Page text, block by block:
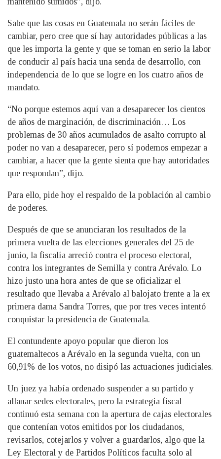
Sabe que las cosas en Guatemala no serán fáciles de
cambiar, pero cree que sí hay autoridades públicas a las
que les importa la gente y que se toman en serio la labor
de conducir al país hacia una senda de desarrollo, con
independencia de lo que se logre en los cuatro años de
mandato.
“No porque estemos aquí van a desaparecer los cientos
de años de marginación, de discriminación… Los
problemas de 30 años acumulados de asalto corrupto al
poder no van a desaparecer, pero sí podemos empezar a
cambiar, a hacer que la gente sienta que hay autoridades
que respondan”, dijo.
Para ello, pide hoy el respaldo de la población al cambio
de poderes.
Después de que se anunciaran los resultados de la
primera vuelta de las elecciones generales del 25 de
junio, la fiscalía arreció contra el proceso electoral,
contra los integrantes de Semilla y contra Arévalo. Lo
hizo justo una hora antes de que se oficializar el
resultado que llevaba a Arévalo al balojato frente a la ex
primera dama Sandra Torres, que por tres veces intentó
conquistar la presidencia de Guatemala.
El contundente apoyo popular que dieron los
guatemaltecos a Arévalo en la segunda vuelta, con un
60,91% de los votos, no disipó las actuaciones judiciales.
Un juez ya había ordenado suspender a su partido y
allanar sedes electorales, pero la estrategia fiscal
continuó esta semana con la apertura de cajas electorales
que contenían votos emitidos por los ciudadanos,
revisarlos, cotejarlos y volver a guardarlos, algo que la
Ley Electoral y de Partidos Políticos faculta solo al